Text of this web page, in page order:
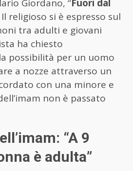
Giordano, “Fuori dal
religioso si è espresso sul
tra adulti e giovani
ha chiesto
possibilità per un uomo
a nozze attraverso un
con una minore e
non è passato
“A 9
è adulta”